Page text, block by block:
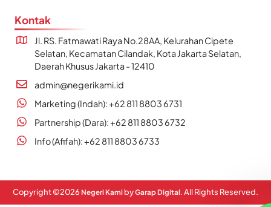
Kontak
Jl. RS. Fatmawati Raya No.28AA, Kelurahan Cipete
Selatan, Kecamatan Cilandak, Kota Jakarta Selatan,
Daerah Khusus Jakarta - 12410
admin@negerikami.id
Marketing (Indah): +62 811 8803 6731
Partnership (Dara): +62 811 8803 6732
Info (Afifah): +62 811 8803 6733
Copyright ©2026 Negeri Kami byGarap Digital. All Rights Reserved.